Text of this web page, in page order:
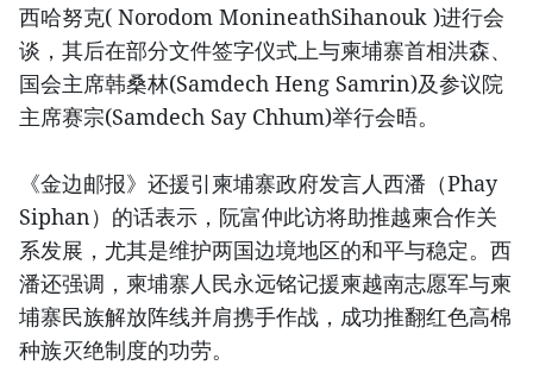
西哈努克( Norodom MonineathSihanouk )进行会
谈，其后在部分文件签字仪式上与柬埔寨首相洪森、
国会主席韩桑林(Samdech Heng Samrin)及参议院
主席赛宗(Samdech Say Chhum)举行会晤。
《金边邮报》还援引柬埔寨政府发言人西潘（Phay
Siphan）的话表示，阮富仲此访将助推越柬合作关
系发展，尤其是维护两国边境地区的和平与稳定。西
潘还强调，柬埔寨人民永远铭记援柬越南志愿军与柬
埔寨民族解放阵线并肩携手作战，成功推翻红色高棉
种族灭绝制度的功劳。